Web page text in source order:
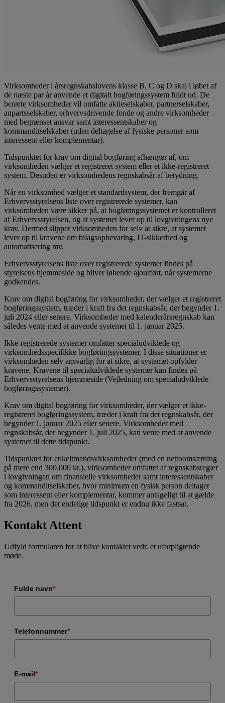
Virksomheder i årsregnskabslovens klasse B, C og D skal i løbet af
de næste par år anvende et digitalt bogføringssystem fuldt ud. De
berørte virksomheder vil omfatte aktieselskaber, partnerselskaber,
anpartsselskaber, erhvervsdrivende fonde og andre virksomheder
med begrænset ansvar samt interessentskaber og
kommanditselskaber (uden deltagelse af fysiske personer som
interessent eller komplementar).
Tidspunktet for krav om digital bogføring afhænger af, om
virksomheden vælger et registreret system eller et ikke-registreret
system. Desuden er virksomhedens regnskabsår af betydning.
Når en virksomhed vælger et standardsystem, der fremgår af
Erhvervsstyrelsens liste over registrerede systemer, kan
virksomheden være sikker på, at bogføringssystemet er kontrolleret
af Erhvervsstyrelsen, og at systemet lever op til lovgivningens nye
krav. Dermed slipper virksomheden for selv at sikre, at systemet
lever op til kravene om bilagsopbevaring, IT-sikkerhed og
automatisering mv.
Erhvervsstyrelsens liste over registrerede systemer findes på
styrelsens hjemmeside og bliver løbende ajourført, når systemerne
godkendes.
Krav om digital bogføring for virksomheder, der vælger et registreret
bogføringssystem, træder i kraft fra det regnskabsår, der begynder 1.
juli 2024 eller senere. Virksomheder med kalenderårsregnskab kan
således vente med at anvende systemet til 1. januar 2025.
Ikke-registrerede systemer omfatter specialudviklede og
virksomhedsspecifikke bogføringssystemer. I disse situa­tioner er
virksomheden selv ansvarlig for at sikre, at systemet opfylder
kravene. Kravene til specialudviklede systemer kan findes på
Erhvervsstyrelsens hjemmeside (Vejledning om specialudviklede
bogføringssystemer).
Krav om digital bogføring for virksomheder, der vælger et ikke-
registreret bogføringssystem, træder i kraft fra det regnskabsår, der
begynder 1. januar 2025 eller senere. Virksomheder med
regnskabsår, der begynder 1. juli 2025, kan vente med at anvende
systemet til dette tidspunkt.
Tidspunktet for enkeltmandsvirksomheder (med en nettoomsætning
på mere end 300.000 kr.), virksomheder omfattet af regnskabsregler
i lovgivningen om finansielle virksomheder samt interessentskaber
og kommanditselskaber, hvor minimum en fysisk person deltager
som interessent eller komplementar, kommer antageligt til at gælde
fra 2026, men det endelige tidspunkt er endnu ikke fastsat.
Kontakt Attent
Udfyld formularen for at blive kontaktet vedr. et uforpligtende
møde.
Fulde navn*
Telefonnummer*
E-mail*